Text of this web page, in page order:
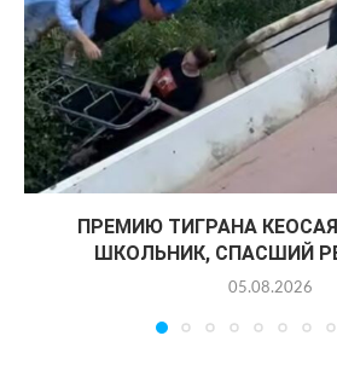
ПРЕМИЮ ТИГРАНА
ШКОЛЬНИК, СПАСШИЙ
05.08.2026